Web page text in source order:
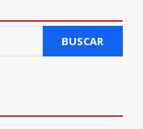
BUSCAR